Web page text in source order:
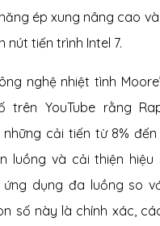
ép xung nâng cao
nút tiến trình Intel 7.
nghệ nhiệt tình
trên YouTube rằng
những cải tiến từ 8%
luồng và cải thiện hiệu
dụng đa luồng so
số này là chính xác,